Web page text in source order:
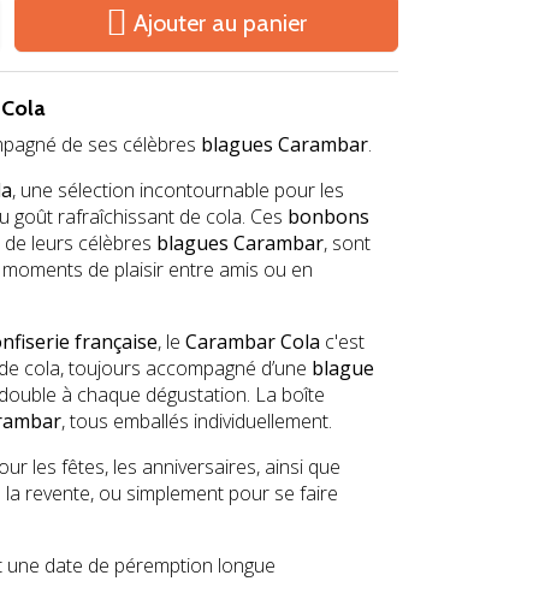
 Ajouter au panier
de ses célèbres blagues Carambar.
, une sélection incontournable pour les
goût rafraîchissant de cola. Ces bonbons
leurs célèbres blagues Carambar, sont
de plaisir entre amis ou en
française, le Carambar Cola c'est
cola, toujours accompagné d’une blague
à chaque dégustation. La boîte
, tous emballés individuellement.
les fêtes, les anniversaires, ainsi que
revente, ou simplement pour se faire
date de péremption longue